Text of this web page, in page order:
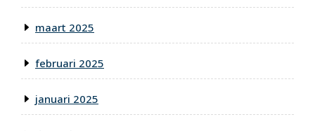
maart 2025
februari 2025
januari 2025